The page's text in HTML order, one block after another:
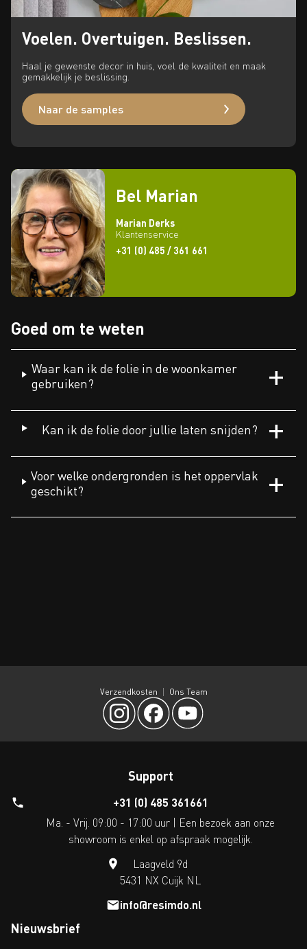
Voelen. Overtuigen. Beslissen.
Haal je gewenste decor in huis, voel de kwaliteit en maak
gemakkelijk je beslissing.
Naar de samples
Bel Marian
Marian Derks
Klantenservice
+31 (0) 485 / 361 661
Goed om te weten
Waar kan ik de folie in de woonkamer
gebruiken?
Kan ik de folie door jullie laten snijden?
Voor welke ondergronden is het oppervlak
geschikt?
Verzendkosten Ons Team
Support
+31 (0) 485 361661
Ma. - Vrij. 09:00 - 17:00 uur | Een bezoek aan onze
showroom is enkel op afspraak mogelijk.
Laagveld 9d
5431 NX Cuijk NL
info@resimdo.nl
Nieuwsbrief